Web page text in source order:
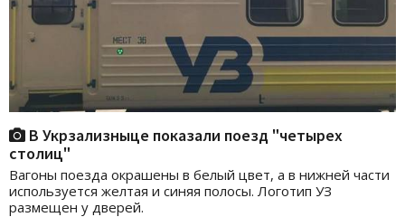
В Укрзализныце показали поезд "четырех
столиц"
Вагоны поезда окрашены в белый цвет, а в нижней части
используется желтая и синяя полосы. Логотип УЗ
размещен у дверей.